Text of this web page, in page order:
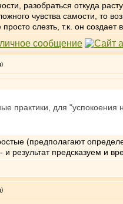
разобраться откуда
чувства самости, то
просто слезть, т.к. он
практики, для
(предполагают
результат предсказуем и